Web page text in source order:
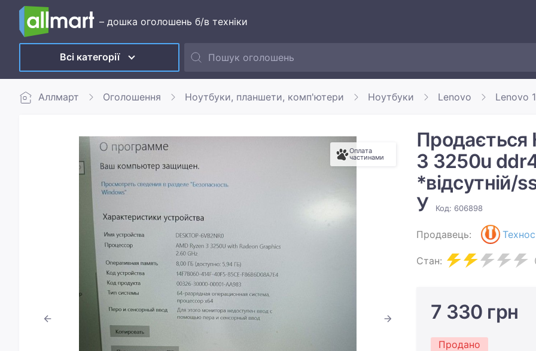
– дошка оголошень б/в техніки
Всі категорії
Аллмарт Оголошення Ноутбуки, планшети, комп'ютери Ноутбуки Lenovo Lenovo
Оплата
частинами
Продається
3 3250u
*відсутній/
У
Код: 606898
Продавець:
Стан:
7 330 грн
Продано